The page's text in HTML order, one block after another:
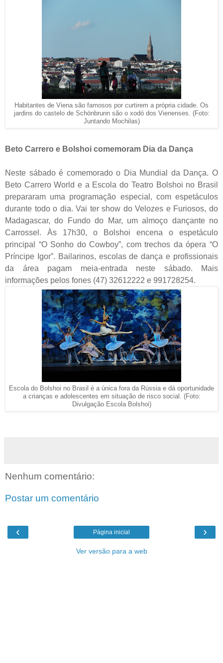
Habitantes de Viena são famosos por curtirem a própria cidade. Os
jardins do castelo de Schönbrunn são o xodó dos Vienenses. (Foto:
Juntando Mochilas)
Beto Carrero e Bolshoi comemoram Dia da Dança
Neste sábado é comemorado o Dia Mundial da Dança. O
Beto Carrero World e a Escola do Teatro Bolshoi no Brasil
prepararam uma programação especial, com espetáculos
durante todo o dia. Vai ter show do Velozes e Furiosos, do
Madagascar, do Fundo do Mar, um almoço dançante no
Carrossel. Às 17h30, o Bolshoi encena o espetáculo
principal “O Sonho do Cowboy”, com trechos da ópera “O
Príncipe Igor”. Bailarinos, escolas de dança e profissionais
da área pagam meia-entrada neste sábado. Mais
informações pelos fones (47) 32612222 e 991728254.
Escola do Bolshoi no Brasil é a única fora da Rússia e dá oportunidade
a crianças e adolescentes em situação de risco social. (Foto:
Divulgação Escola Bolshoi)
Nenhum comentário:
Postar um comentário
‹ ›
Página inicial
Ver versão para a web